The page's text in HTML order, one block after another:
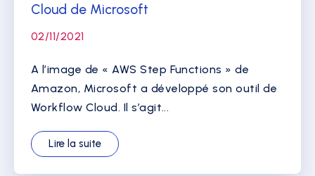
Cloud de Microsoft
02/11/2021
A l’image de « AWS Step Functions » de
Amazon, Microsoft a développé son outil de
Workflow Cloud. Il s’agit...
Lire la suite